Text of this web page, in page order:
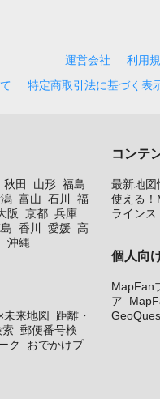
運営会社 利用
特定商取引法に基づく表
秋田 山形 福島
富山 石川
福
阪 京都 兵庫
香川 愛媛 高
沖縄
未来地図
距離・
索 郵便番号検
ク
おでかけプ
コンテ
最新地図
使える！
ラインス
個人向
MapFan
ア